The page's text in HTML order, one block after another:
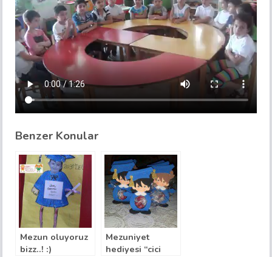
Benzer Konular
Mezun oluyoruz
bizz..! :)
Mezuniyet
hediyesi “cici